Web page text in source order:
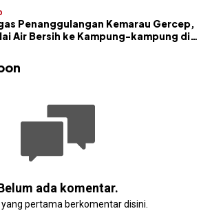
Penanggulangan Kemarau Gercep,
Air Bersih ke Kampung-kampung di
ada komentar.
pertama berkomentar disini.